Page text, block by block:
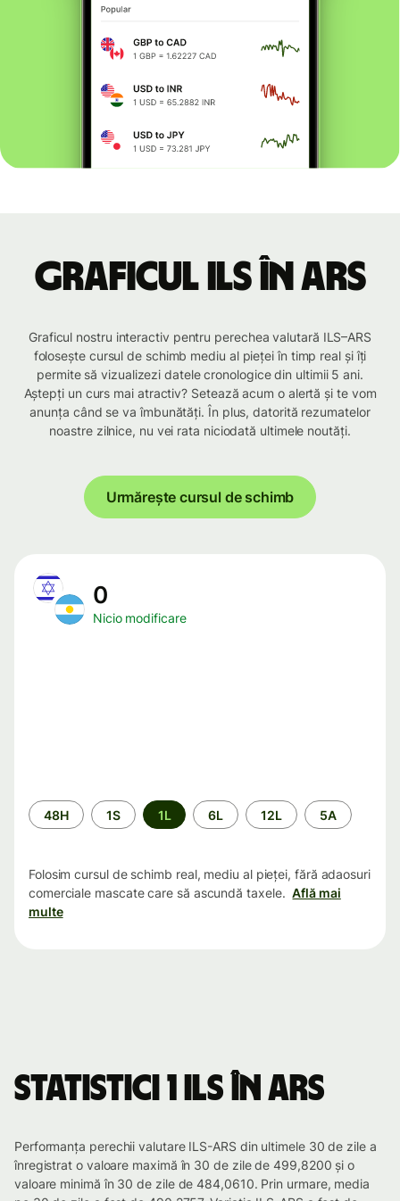
Graficul ILS în ARS
Graficul nostru interactiv pentru perechea valutară ILS–ARS
folosește cursul de schimb mediu al pieței în timp real și îți
permite să vizualizezi datele cronologice din ultimii 5 ani.
Aștepți un curs mai atractiv? Setează acum o alertă și te vom
anunța când se va îmbunătăți. În plus, datorită rezumatelor
noastre zilnice, nu vei rata niciodată ultimele noutăți.
Urmărește cursul de schimb
0
Nicio modificare
Perioada
48H 1S 1L 6L 12L 5A
Folosim cursul de schimb real, mediu al pieței, fără adaosuri
comerciale mascate care să ascundă taxele. Află mai
multe
Statistici 1 ILS în ARS
Performanța perechii valutare ILS-ARS din ultimele 30 de zile a
înregistrat o valoare maximă în 30 de zile de 499,8200 și o
valoare minimă în 30 de zile de 484,0610. Prin urmare, media